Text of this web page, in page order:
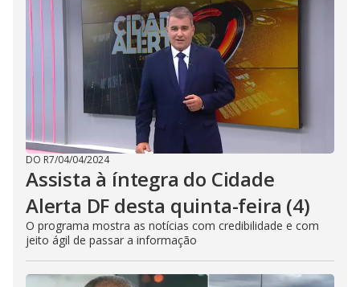
DO R7/04/04/2024
Assista à íntegra do Cidade
Alerta DF desta quinta-feira (4)
O programa mostra as notícias com credibilidade e com
jeito ágil de passar a informação